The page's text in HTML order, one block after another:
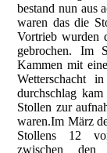
bestand nun aus
waren das die
Vortrieb wurden
gebrochen. Im
Kammen mit
Wetterschacht
durchschlag
Stollen zur
waren.Im März
Stollens 12
zwischen